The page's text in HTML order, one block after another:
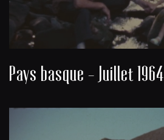
Pays basque - Juillet 1964